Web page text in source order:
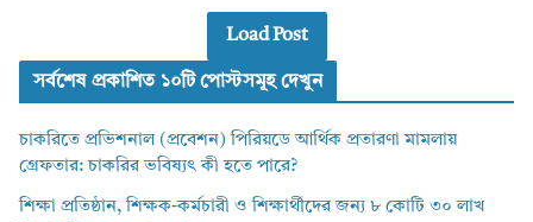
Load Post
সর্বশেষ প্রকাশিত ১০টি পোস্টসমূহ দেখুন
চাকরিতে প্রভিশনাল (প্রবেশন) পিরিয়ডে আর্থিক প্রতারণা মামলায়
গ্রেফতার: চাকরির ভবিষ্যৎ কী হতে পারে?
শিক্ষা প্রতিষ্ঠান, শিক্ষক-কর্মচারী ও শিক্ষার্থীদের জন্য ৮ কোটি ৩০ লাখ